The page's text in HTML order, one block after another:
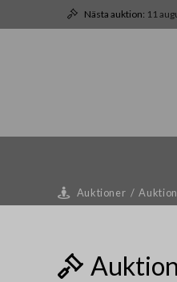
Nästa auktion: 11
Auktioner /